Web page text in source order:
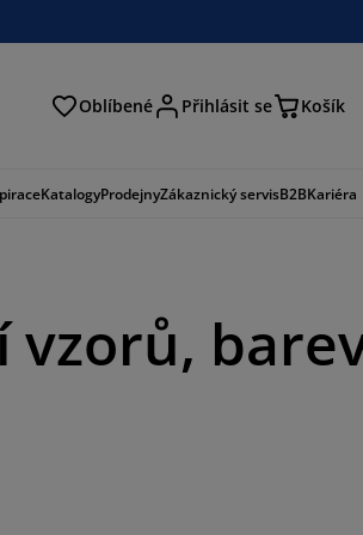
Oblíbené Přihlásit se Košík
KatalogyProdejnyZákaznický servisB2BKariéra
vzorů,